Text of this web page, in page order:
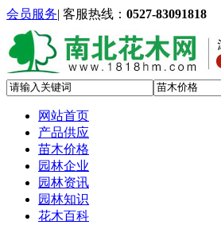
会员服务| 客服热线： 0527-83091818
网站首页
产品供应
苗木价格
园林企业
园林资讯
园林知识
花木百科